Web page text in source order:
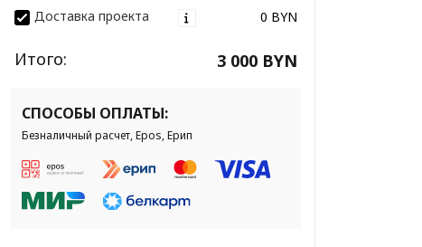
Доставка проекта
0 BYN
Итого: 3 000 BYN
СПОСОБЫ ОПЛАТЫ:
Безналичный расчет, Epos, Ерип